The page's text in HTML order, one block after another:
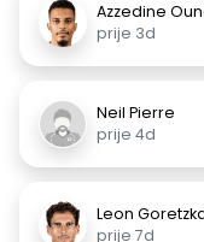
Azzedine
prije 3d
Neil Pierre
prije 4d
Leon
prije 7d